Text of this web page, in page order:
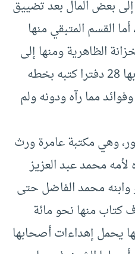
بعض المال بعد تضييق
القسم المتبقي منها
الظاهرية ومنها إلى
مكتبة الأسد، ويوجد بها 28 دفترا كتبه بخطه
مما رآه ودونه ولم
وهي مكتبة عامرة ورث
محمد عبد العزيز
وابنه محمد الفاضل حتى
كتاب منها نحو مائة
يحمل إهداءات أصحابها